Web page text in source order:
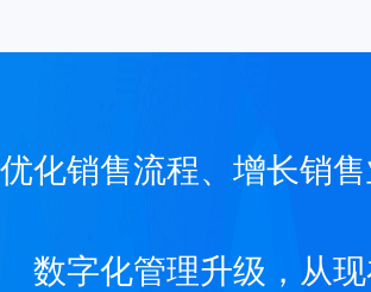
优化销售流程、增长销
数字化管理升级，从现